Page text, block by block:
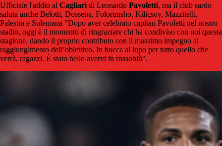
Ufficiale l'addio al Cagliari di Leonardo Pavoletti, ma il club sardo
saluta anche Belotti, Dossena, Folorunsho, Kiliçsoy, Mazzitelli,
Palestra e Sulemana "Dopo aver celebrato capitan Pavoletti nel nostro
stadio, oggi è il momento di ringraziare chi ha condiviso con noi questa
stagione, dando il proprio contributo con il massimo impegno al
raggiungimento dell’obiettivo. In bocca al lupo per tutto quello che
verrà, ragazzi. È stato bello avervi in rossoblù".